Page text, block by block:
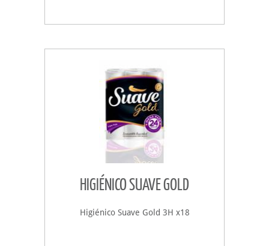
HIGIÉNICO SUAVE GOLD
Higiénico Suave Gold 3H x18